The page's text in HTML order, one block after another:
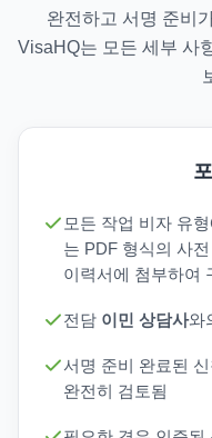
완전하고 서명 준비
VisaHQ는 모든 세부 사
모든 작업 비자 유
는 PDF 형식의 사
이력서에 첨부하여
전담 이민 상담사와
서명 준비 완료된
완전히 검토됨